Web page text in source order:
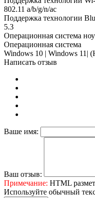
802.11 a/b/g/n/ac
Поддержка технологии
5.3
Операционная система
Операционная система
Windows 10 | Windows 11|
Написать отзыв
Ваше имя:
Ваш отзыв:
Примечание: HTML
Используйте обычный